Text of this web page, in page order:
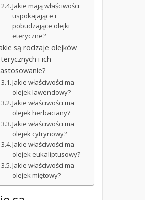
Jakie mają właściwości
uspokajające i
pobudzające olejki
eteryczne?
są rodzaje olejków
i ich
Jakie właściwości ma
olejek lawendowy?
Jakie właściwości ma
olejek herbaciany?
Jakie właściwości ma
olejek cytrynowy?
Jakie właściwości ma
olejek eukaliptusowy?
Jakie właściwości ma
olejek miętowy?